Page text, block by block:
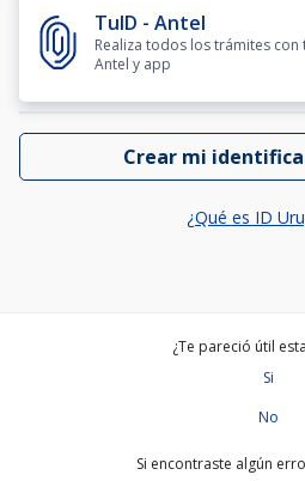
TuID - Antel
Realiza todos los trámites con
Antel y app
Crear mi
¿Qué es ID
¿Te pareció útil
Si
No
Si encontraste algún